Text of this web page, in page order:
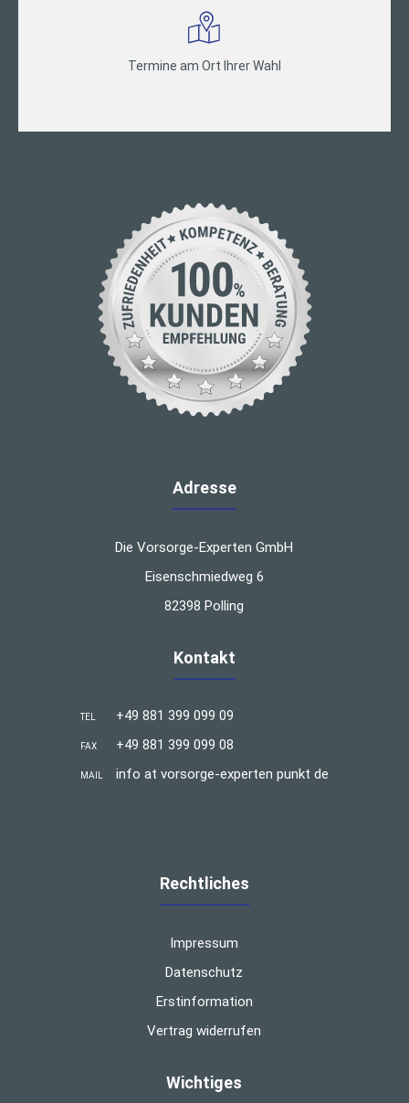
Termine am Ort Ihrer Wahl
Adresse
Die Vorsorge-Experten GmbH
Eisenschmiedweg 6
82398 Polling
Kontakt
TEL +49 881 399 099 09
FAX +49 881 399 099 08
MAIL info at vorsorge-experten punkt de
Rechtliches
Impressum
Datenschutz
Erstinformation
Vertrag widerrufen
Wichtiges